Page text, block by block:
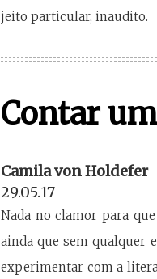
jeito particular, inaudito.
Contar
Camila von Holdefer
29.05.17
Nada no clamor para
ainda que sem qualquer
experimentar com a